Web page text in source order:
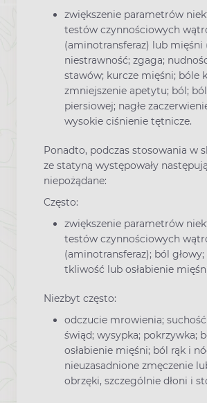
zwiększenie parametrów
testów czynnościowych
(aminotransferaz) lub mięśni
niestrawność; zgaga;
stawów; kurcze mięśni; bóle
zmniejszenie apetytu; ból;
piersiowej; nagłe
wysokie ciśnienie tętnicze.
Ponadto, podczas stosowania w
ze statyną występowały
niepożądane:
Często:
zwiększenie parametrów
testów czynnościowych
(aminotransferaz); ból głowy;
tkliwość lub osłabienie
Niezbyt często:
odczucie mrowienia;
świąd; wysypka; pokrzywka;
osłabienie mięśni; ból rąk i
nieuzasadnione zmęczenie
obrzęki, szczególnie dłoni i